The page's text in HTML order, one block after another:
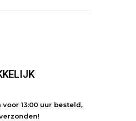
13:00 uur besteld,